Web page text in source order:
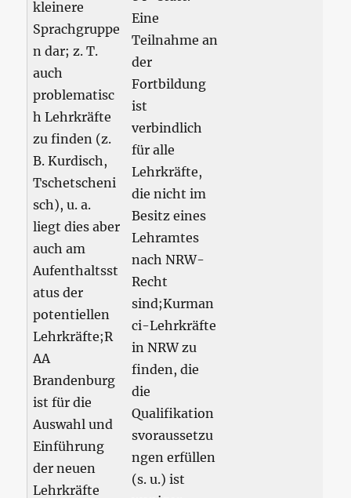
kleinere
Sprachgruppe
n dar; z. T.
auch
problematisc
h Lehrkräfte
zu finden (z.
B. Kurdisch,
Tschetscheni
sch), u. a.
liegt dies aber
auch am
Aufenthaltsst
atus der
potentiellen
Lehrkräfte;R
AA
Brandenburg
ist für die
Auswahl und
Einführung
der neuen
Lehrkräfte
Eine
Teilnahme an
der
Fortbildung
ist
verbindlich
für alle
Lehrkräfte,
die nicht im
Besitz eines
Lehramtes
nach NRW-
Recht
sind;Kurman
ci-Lehrkräfte
in NRW zu
finden, die
die
Qualifikation
svoraussetzu
ngen erfüllen
(s. u.) ist